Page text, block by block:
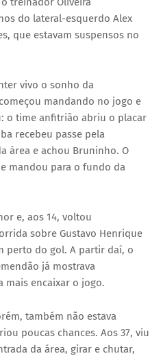
do lateral-esquerdo Alex
que estavam suspensos no
vivo o sonho da
mandando no jogo e
o time anfitrião abriu o placar
recebeu passe pela
área e achou Bruninho. O
mandou para o fundo da
e, aos 14, voltou
sobre Gustavo Henrique
perto do gol. A partir daí, o
já mostrava
mais encaixar o jogo.
também não estava
poucas chances. Aos 37, viu
da área, girar e chutar,